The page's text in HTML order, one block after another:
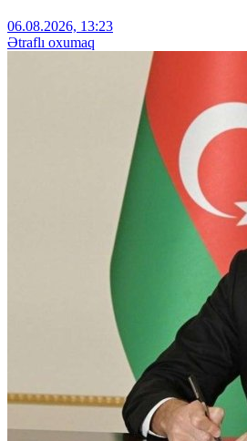
06.08.2026, 13:23
Ətraflı oxumaq